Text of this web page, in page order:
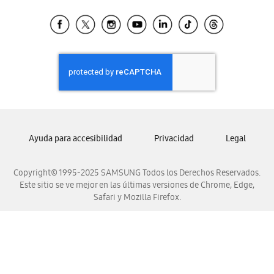
Samsung Ecuador
Samsung El Salvador
Samsung Guatemala
Samsung Honduras
Samsung Nicaragua
Samsung Venezuela
Copyright© 1995-2025 SAMSUNG Todos los Derechos Reservados.
Este sitio se ve mejor en las últimas versiones de Chrome, Edge,
Safari y Mozilla Firefox.
Ayuda para accesibilidad Privacidad Legal